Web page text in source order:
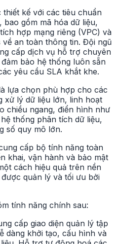
kế với các tiêu chuẩn
bao gồm mã hóa dữ liệu,
hợp mạng riêng (VPC) và
an toàn thông tin. Đội ngũ
cấp dịch vụ hỗ trợ chuyên
bảo hệ thống luôn sẵn
yêu cầu SLA khắt khe.
lựa chọn phù hợp cho các
xử lý dữ liệu lớn, linh hoạt
chiều ngang, điển hình như
thống phân tích dữ liệu,
số quy mô lớn.
cấp bộ tính năng toàn
khai, vận hành và bảo mật
cách hiệu quả trên nền
quản lý và tối ưu bởi
tính năng chính sau:
cấp giao diện quản lý tập
dàng khởi tạo, cấu hình và